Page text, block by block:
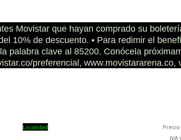
Movistar que hayan comprado su
10% de descuento. • Para redimir el
palabra clave al 85200. Conócela
preferencial,
Localidad
IVA